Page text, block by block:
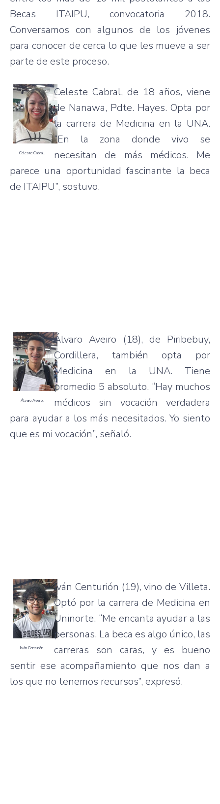
Becas ITAIPU, convocatoria 2018.
Conversamos con algunos de los jóvenes
para conocer de cerca lo que les mueve a ser
parte de este proceso.
Celeste Cabral.
Celeste Cabral, de 18 años, viene
de Nanawa, Pdte. Hayes. Opta por
la carrera de Medicina en la UNA.
“En la zona donde vivo se
necesitan de más médicos. Me
parece una oportunidad fascinante la beca
de ITAIPU”, sostuvo.
Álvaro Aveiro.
Álvaro Aveiro (18), de Piribebuy,
Cordillera, también opta por
Medicina en la UNA. Tiene
promedio 5 absoluto. “Hay muchos
médicos sin vocación verdadera
para ayudar a los más necesitados. Yo siento
que es mi vocación”, señaló.
Iván Centurión.
Iván Centurión (19), vino de Villeta.
Optó por la carrera de Medicina en
Uninorte. “Me encanta ayudar a las
personas. La beca es algo único, las
carreras son caras, y es bueno
sentir ese acompañamiento que nos dan a
los que no tenemos recursos”, expresó.